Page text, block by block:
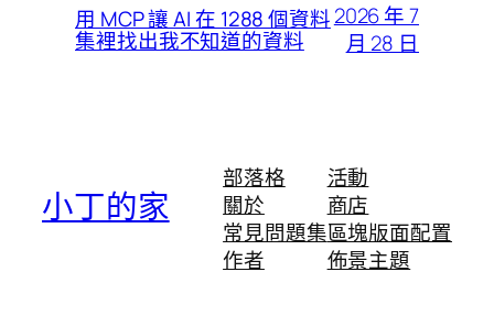
用 MCP 讓 AI 在 1288 個資料
集裡找出我不知道的資料
2026 年 7
月 28 日
小丁的家
部落格
關於
常見問題集
作者
活動
商店
區塊版面配置
佈景主題